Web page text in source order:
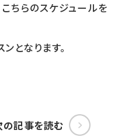
ちらのスケジュールを
となります。
の記事を読む